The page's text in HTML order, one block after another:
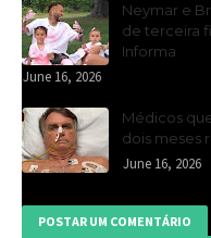
Neymar e
de terceira
Informa
June 16, 2026
Médicos
dois meses
June 16, 2026
POSTAR UM COMENTÁRIO